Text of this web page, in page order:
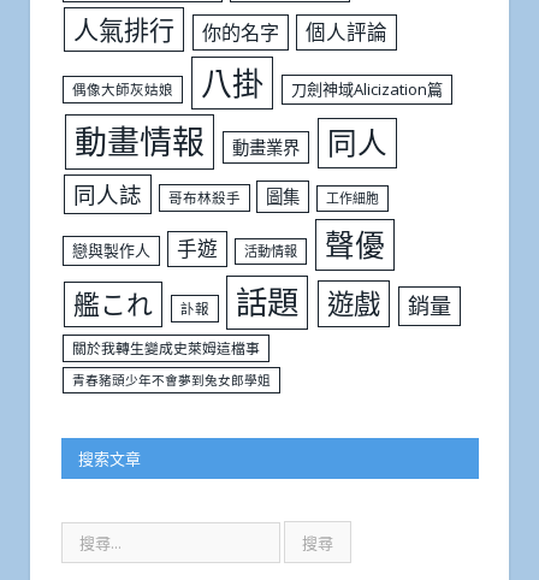
人氣排行 你的名字 個人評論
偶像大師灰姑娘 八掛 刀劍神域Alicization篇
動畫情報 動畫業界 同人
同人誌 哥布林殺手 圖集 工作細胞
戀與製作人 手遊 活動情報 聲優
艦これ 訃報 話題 遊戲 銷量
關於我轉生變成史萊姆這檔事
青春豬頭少年不會夢到兔女郎學姐
搜索文章